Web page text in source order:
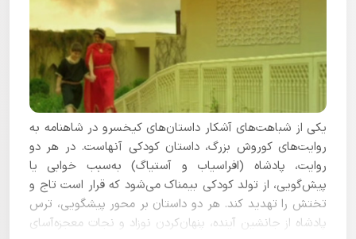
یکی از شباهت‌های آشکار داستان‌های کیخسرو در شاهنامه به
روایت‌های کوروش بزرگ، داستان کودکی آنهاست. در هر دو
روایت، پادشاه (افراسیاب و آستیاگ) به‌سبب خوابی یا
پیش‌گویی، از تولد کودکی بیمناک می‌شود که قرار است تاج و
تختش را تهدید کند. هر دو داستان بر محور پیشگویی، ترس
پادشاه از جانشین آینده، پنهان‌کردن نوزاد و نجات معجزه‌آسای